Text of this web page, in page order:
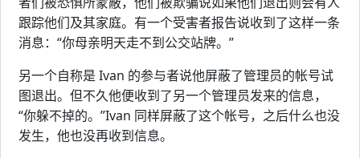
跟踪他们及其家庭。有一个受害者报告说收到了这样一条
消息：“你母亲明天走不到公交站牌。”
另一个自称是 Ivan 的参与者说他屏蔽了管理员的帐号试
图退出。但不久他便收到了另一个管理员发来的信息，
“你躲不掉的。”Ivan 同样屏蔽了这个帐号，之后什么也没
发生，他也没再收到信息。